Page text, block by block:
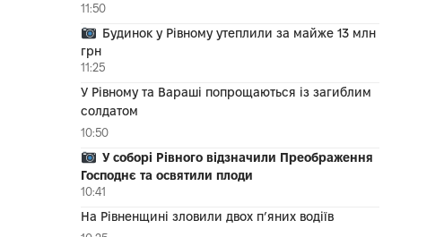
11:50
Будинок у Рівному утеплили за майже 13 млн
грн
11:25
У Рівному та Вараші попрощаються із загиблим
солдатом
10:50
У соборі Рівного відзначили Преображення
Господнє та освятили плоди
10:41
На Рівненщині зловили двох п’яних водіїв